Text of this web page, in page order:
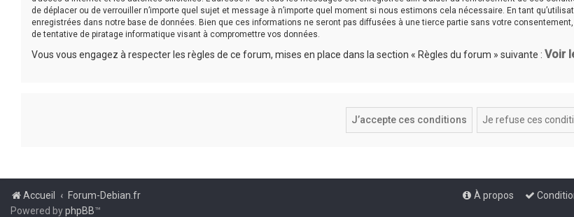
de déplacer ou de verrouiller n’importe quel sujet et message à n’importe quel moment si nous estimons cela nécessaire. En tant
enregistrées dans notre base de données. Bien que ces informations ne seront pas diffusées à une tierce partie sans votre
de tentative de piratage informatique visant à compromettre vos données.
Vous vous engagez à respecter les règles de ce forum, mises en place dans la section « Règles du forum » suivante : Voir
Accueil Forum-Debian.fr
À propos
Powered byphpBB™